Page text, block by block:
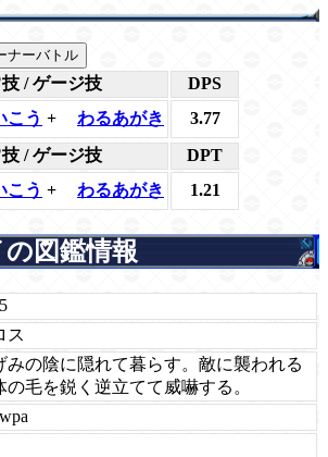
ナーバトル
/ ゲージ技
DPS
こう + わるあがき
3.77
/ ゲージ技
DPT
こう + わるあがき 1.21
図鑑情報
ス
みの陰に隠れて暮らす。敵に襲われる
の毛を鋭く逆立てて威嚇する。